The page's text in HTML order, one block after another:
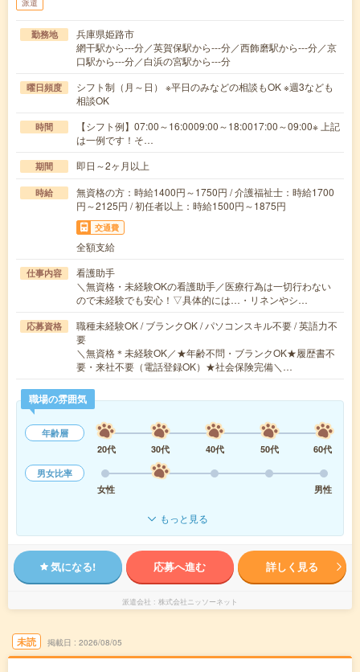
派遣
勤務地
兵庫県姫路市
網干駅から---分／英賀保駅から---分／西飾磨駅から---分／京
口駅から---分／白浜の宮駅から---分
曜日頻度
シフト制（月～日） ※平日のみなどの相談もOK ※週3なども
相談OK
時間
【シフト例】07:00～16:0009:00～18:0017:00～09:00※ 上記
は一例です！そ…
期間 即日～2ヶ月以上
時給
無資格の方：時給1400円～1750円 / 介護福祉士：時給1700
円～2125円 / 初任者以上：時給1500円～1875円
交通費
全額支給
仕事内容
看護助手
＼無資格・未経験OKの看護助手／医療行為は一切行わない
ので未経験でも安心！▽具体的には…・リネンやシ…
応募資格
職種未経験OK / ブランクOK / パソコンスキル不要 / 英語力不
要
＼無資格＊未経験OK／★年齢不問・ブランクOK★履歴書不
要・来社不要（電話登録OK）★社会保険完備＼…
職場の雰囲気
年齢層
20代
30代 40代 50代
60代
男女比率
女性
男性
もっと見る
気になる! 応募へ進む 詳しく見る
派遣会社 株式会社ニッソーネット
未読 掲載日 2026/08/05